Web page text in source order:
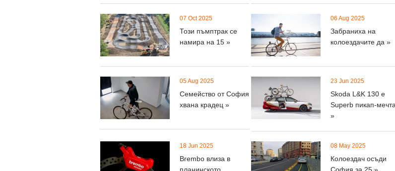
07 Oct 2025
Този пъмптрак се
намира на 15 »
06 Aug 2025
Забраниха на
колоездачите да »
05 Aug 2025
Семейство от София
хвана крадец »
23 Jun 2025
Skoda L&K 130 е
Superb пикап-мечта
»
18 Jun 2025
Brembo влиза в
08 May 2025
Колоездач осъди